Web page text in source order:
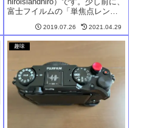
富士フイルムの「単焦点レン
「子供さんをもっと可愛く撮り
たい。」「ご家族の記念日やイ
ベントをもっと綺麗な映像で残
したい。」と考えている方・コ
ンパ...
2019.07.26 2021.04.29
趣味